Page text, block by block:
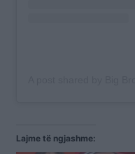
Lajme të ngjashme: